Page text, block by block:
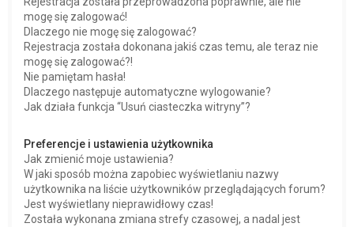
mogę się zalogować!
Dlaczego nie mogę się zalogować?
Rejestracja została dokonana jakiś czas temu, ale teraz nie
mogę się zalogować?!
Nie pamiętam hasła!
Dlaczego następuje automatyczne wylogowanie?
Jak działa funkcja “Usuń ciasteczka witryny”?
Preferencje i ustawienia użytkownika
Jak zmienić moje ustawienia?
W jaki sposób można zapobiec wyświetlaniu nazwy
użytkownika na liście użytkowników przeglądających forum?
Jest wyświetlany nieprawidłowy czas!
Została wykonana zmiana strefy czasowej, a nadal jest